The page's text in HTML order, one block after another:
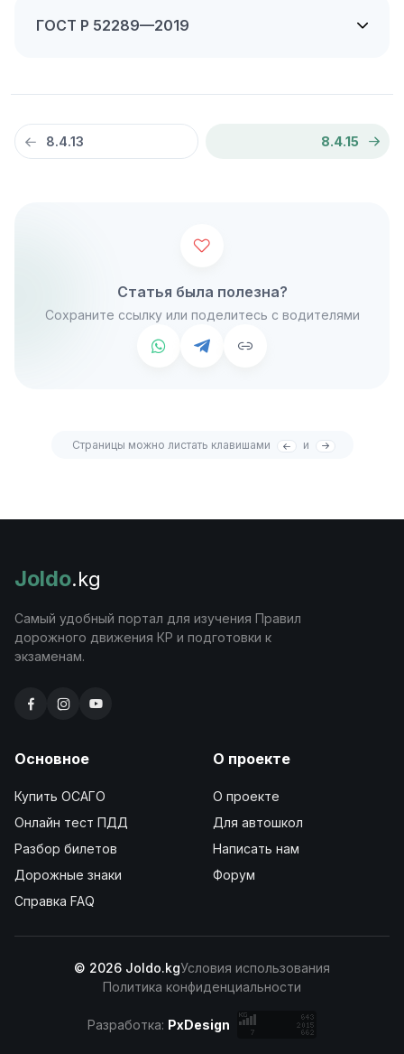
ГОСТ Р 52289—2019
8.4.13 8.4.15
Статья была полезна?
Сохраните ссылку или поделитесь с водителями
Страницы можно листать клавишами и
Joldo.kg
Самый удобный портал для изучения Правил
дорожного движения КР и подготовки к
экзаменам.
Основное
Купить ОСАГО
Онлайн тест ПДД
Разбор билетов
Дорожные знаки
Справка FAQ
О проекте
О проекте
Для автошкол
Написать нам
Форум
© 2026 Joldo.kgУсловия использования
Политика конфиденциальности
Разработка: PxDesign